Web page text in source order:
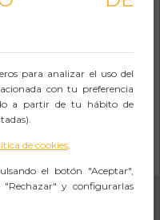
para analizar el uso del
con tu preferencia
a partir de tu hábito de
de cookies.
el botón "Aceptar",
y configurarlas